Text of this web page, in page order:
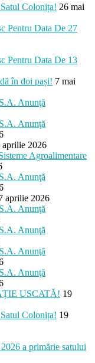
Colonița! 26 mai
Pentru Data De 27
Pentru Data De 13
în doi pași! 7 mai
Anunţă
Anunţă
aprilie 2026
Agroalimentare
Anunţă
aprilie 2026
Anunţă
Anunţă
Anunţă
Anunţă
USCATĂ! 19
Colonița! 19
a primărie satului